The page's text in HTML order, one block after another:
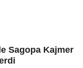
Sagopa Kajmer